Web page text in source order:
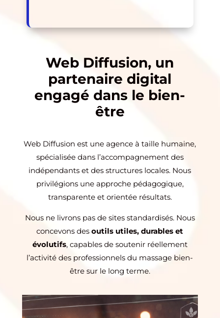
Web Diffusion, un
partenaire digital
engagé dans le bien-
être
Web Diffusion est une agence à taille humaine,
spécialisée dans l’accompagnement des
indépendants et des structures locales. Nous
privilégions une approche pédagogique,
transparente et orientée résultats.
Nous ne livrons pas de sites standardisés. Nous
concevons desoutils utiles, durables et
évolutifs, capables de soutenir réellement
l’activité des professionnels du massage bien-
être sur le long terme.